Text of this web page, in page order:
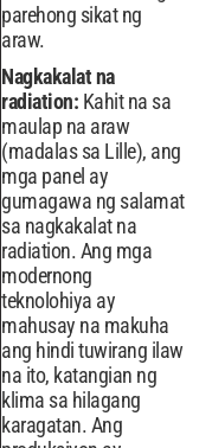
parehong sikat ng
araw.
Nagkakalat na
radiation: Kahit na sa
maulap na araw
(madalas sa Lille), ang
mga panel ay
gumagawa ng salamat
sa nagkakalat na
radiation. Ang mga
modernong
teknolohiya ay
mahusay na makuha
ang hindi tuwirang ilaw
na ito, katangian ng
klima sa hilagang
karagatan. Ang